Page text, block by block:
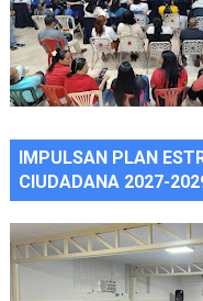
IMPULSAN PLAN
CIUDADANA 2027-